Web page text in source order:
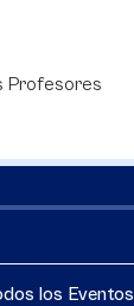
Profesores
los Eventos